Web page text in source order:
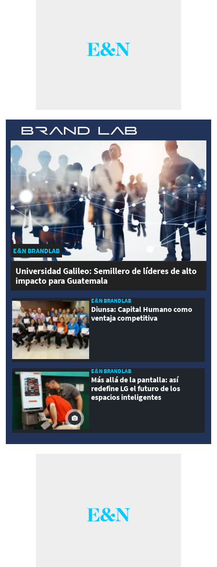
E&N BRANDLAB
Universidad Galileo: Semillero de líderes de alto
impacto para Guatemala
E&N BRANDLAB
Diunsa: Capital Humano como
ventaja competitiva
E&N BRANDLAB
Más allá de la pantalla: así
redefine LG el futuro de los
espacios inteligentes